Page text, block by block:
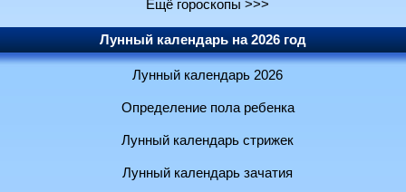
Ещё гороскопы >>>
Лунный календарь на 2026 год
Лунный календарь 2026
Определение пола ребенка
Лунный календарь стрижек
Лунный календарь зачатия